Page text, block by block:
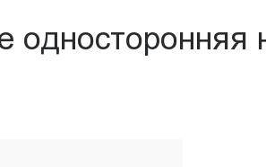
односторонняя